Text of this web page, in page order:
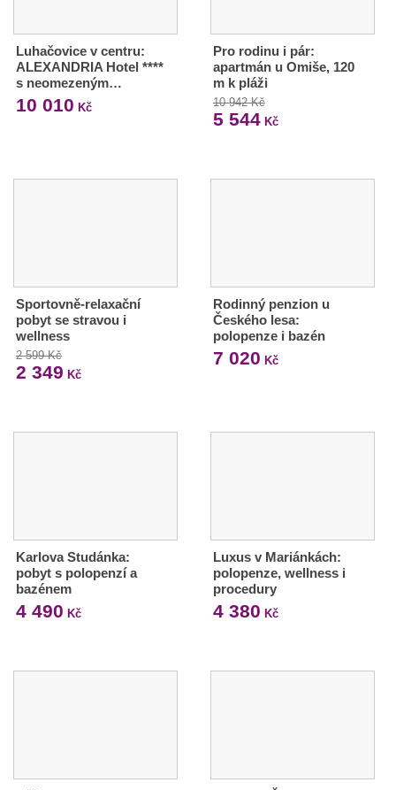
Luhačovice v centru:
ALEXANDRIA Hotel ****
s neomezeným…
10 010 Kč
Pro rodinu i pár:
apartmán u Omiše, 120
m k pláži
10 942 Kč
5 544Kč
Sportovně-relaxační
pobyt se stravou i
wellness
2 599 Kč
2 349 Kč
Rodinný penzion u
Českého lesa:
polopenze i bazén
7 020 Kč
Karlova Studánka:
pobyt s polopenzí a
bazénem
4 490 Kč
Luxus v Mariánkách:
polopenze, wellness i
procedury
4 380 Kč